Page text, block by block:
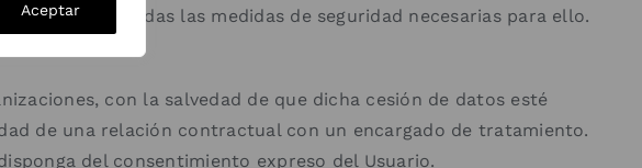
Aceptar
que toman todas las medidas de seguridad necesarias para ello.
con la salvedad de que dicha cesión de datos esté
de una relación contractual con un encargado de tratamiento.
del consentimiento expreso del Usuario.